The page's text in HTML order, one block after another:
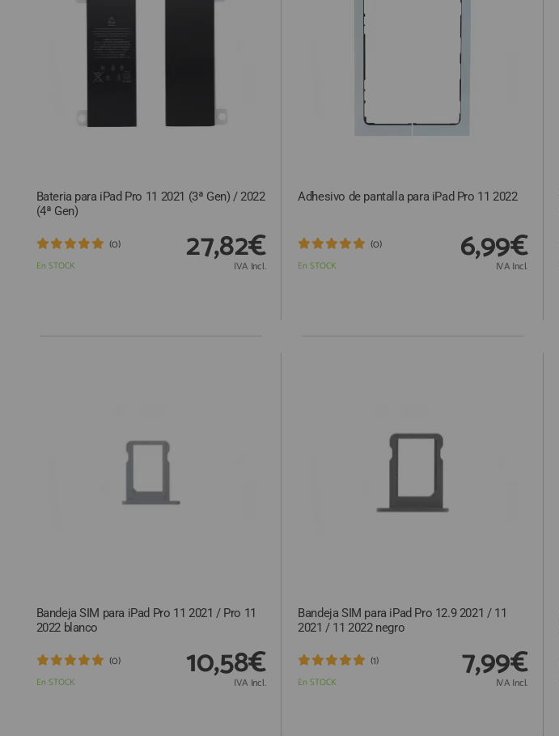
CRISTAL TEMPLADO
SOLICITAR REPARACIÓN
TOP VENTAS REPUESTOS
912 477 744
Lunes a Viernes 09:30h a 20:00h
Bateria para iPad Pro 11 2021 (3ª Gen) / 2022
(4ª Gen)
En STOCK
(0) 27,82€
IVA Incl.
Adhesivo de pantalla para iPad Pro 11 2022
En STOCK
(0) 6,99€
IVA Incl.
Bandeja SIM para iPad Pro 11 2021 / Pro 11
2022 blanco
En STOCK
(0) 10,58€
IVA Incl.
Bandeja SIM para iPad Pro 12.9 2021 / 11
2021 / 11 2022 negro
En STOCK
(1) 7,99€
IVA Incl.